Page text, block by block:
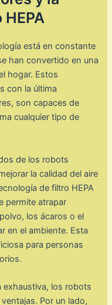
está en constante
han convertido en una
hogar. Estos
con la última
son capaces de
cualquier tipo de
de los robots
la calidad del aire
de filtro HEPA
permite atrapar
los ácaros o el
en el ambiente. Esta
para personas
exhaustiva, los robots
Por un lado,